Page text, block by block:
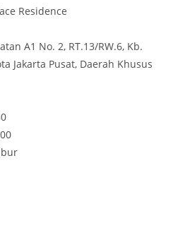
Residence
A1 No. 2, RT.13/RW.6, Kb.
Jakarta Pusat, Daerah Khusus